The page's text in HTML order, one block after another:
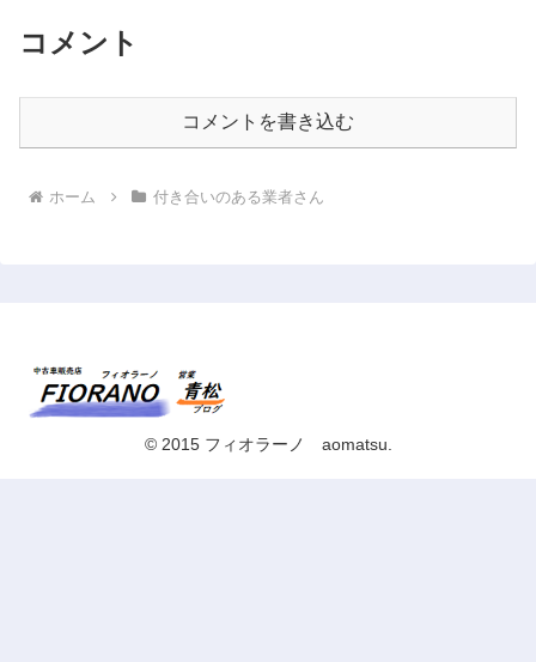
コメント
コメントを書き込む
ホーム 付き合いのある業者さん
© 2015 フィオラーノ aomatsu.